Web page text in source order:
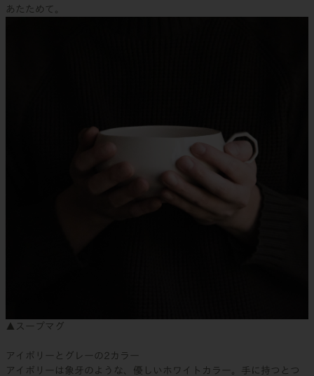
あたためて。
▲スープマグ
アイボリーとグレーの2カラー
アイボリーは象牙のような、優しいホワイトカラー。手に持つとつ